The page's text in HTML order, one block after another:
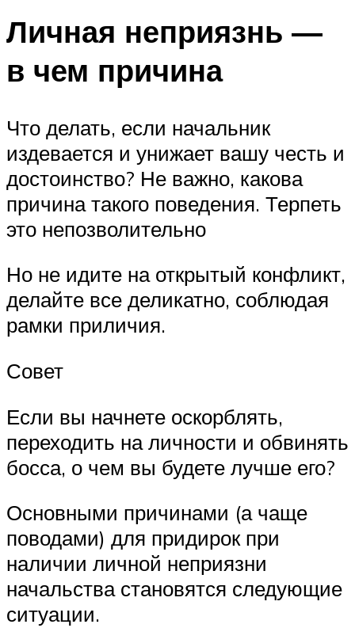
Личная неприязнь —
в чем причина
Что делать, если начальник
издевается и унижает вашу честь и
достоинство? Не важно, какова
причина такого поведения. Терпеть
это непозволительно
Но не идите на открытый конфликт,
делайте все деликатно, соблюдая
рамки приличия.
Совет
Если вы начнете оскорблять,
переходить на личности и обвинять
босса, о чем вы будете лучше его?
Основными причинами (а чаще
поводами) для придирок при
наличии личной неприязни
начальства становятся следующие
ситуации.